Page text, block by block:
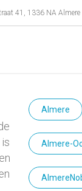
41, 1336 NA Almere
Almere
Almere-